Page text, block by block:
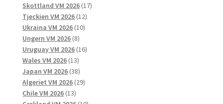
produkter
Skottland VM 2026 1717
Tjeckien VM 2026 1212
Ukraina VM 2026 1010
Ungern VM 2026 88
produkter
Uruguay VM 2026 1616
Wales VM 2026 1313
produkter
Japan VM 2026 3838
produkter
Algeriet VM 2026 2929
Chile VM 2026 1313